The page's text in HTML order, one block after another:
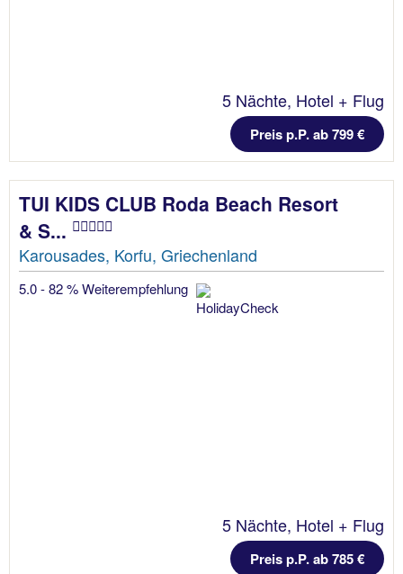
5 Nächte, Hotel + Flug
Preis p.P. ab 799 €
TUI KIDS CLUB Roda Beach Resort
& S...
Karousades, Korfu, Griechenland
5.0 - 82 % Weiterempfehlung
5 Nächte, Hotel + Flug
Preis p.P. ab 785 €